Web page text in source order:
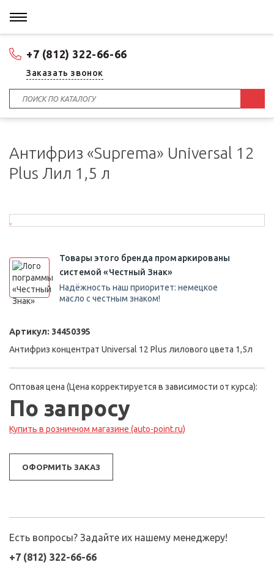
+7 (812) 322-66-66
Заказать звонок
Антифриз «Suprema» Universal 12
Plus Лил 1,5 л
Товары этого бренда промаркированы
системой «Честный Знак»
Надёжность наш приоритет: немецкое
масло с честным знаком!
Артикул: 34450395
Антифриз концентрат Universal 12 Plus лилового цвета 1,5л
Оптовая цена (Цена корректируется в зависимости от курса):
По запросу
Купить в розничном магазине (auto-point.ru)
ОФОРМИТЬ ЗАКАЗ
Есть вопросы? Задайте их нашему менеджеру!
+7 (812) 322-66-66